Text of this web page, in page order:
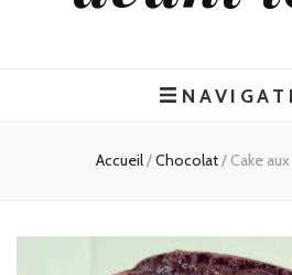
Accueil/Chocolat/ Cake